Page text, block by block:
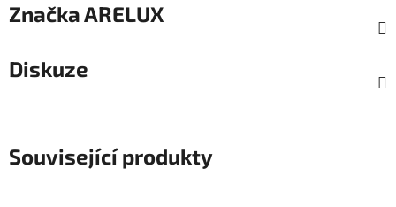
ZnačkaARELUX
Diskuze
Související produkty